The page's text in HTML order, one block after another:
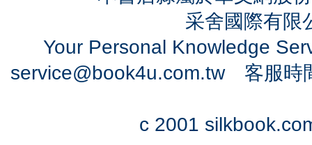
采舍國際有
Your Personal Knowledge
service@book4u.com.tw客服時
c 2001